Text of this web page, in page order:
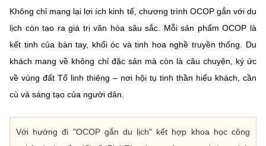
Không chỉ mang lại lợi ích kinh tế, chương trình OCOP gắn với du
lịch còn tạo ra giá trị văn hóa sâu sắc. Mỗi sản phẩm OCOP là
kết tinh của bàn tay, khối óc và tinh hoa nghề truyền thống. Du
khách mang về không chỉ đặc sản mà còn là câu chuyện, ký ức
về vùng đất Tổ linh thiêng – nơi hội tụ tinh thần hiếu khách, cần
cù và sáng tạo của người dân.
Với hướng đi "OCOP gắn du lịch" kết hợp khoa học công